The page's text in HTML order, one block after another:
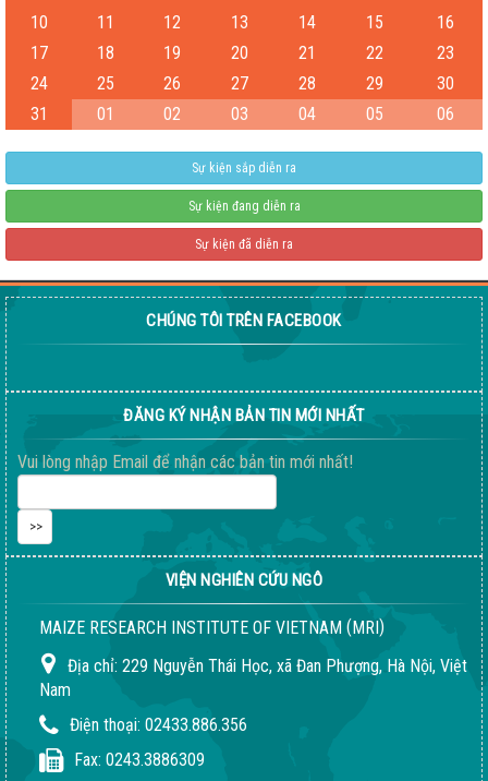
Test
Giống ngô ngọt 198
10
11 12 13 14 15
16
17
18 19 20 21 22
23
24
25 26 27 28 29
30
31
01 02 03 04 05 06
Sự kiện sắp diễn ra
Sự kiện đang diễn ra
Sự kiện đã diễn ra
CHÚNG TÔI TRÊN FACEBOOK
ĐĂNG KÝ NHẬN BẢN TIN MỚI NHẤT
Vui lòng nhập Email để nhận các bản tin mới nhất!
VIỆN NGHIÊN CỨU NGÔ
MAIZE RESEARCH INSTITUTE OF VIETNAM (MRI)
Địa chỉ: 229 Nguyễn Thái Học, xã Đan Phượng, Hà Nội, Việt
Nam
Điện thoại: 02433.886.356
Fax: 0243.3886309